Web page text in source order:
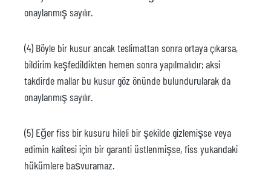
onaylanmış sayılır.
(4) Böyle bir kusur ancak teslimattan sonra ortaya çıkarsa,
bildirim keşfedildikten hemen sonra yapılmalıdır; aksi
takdirde mallar bu kusur göz önünde bulundurularak da
onaylanmış sayılır.
(5) Eğer fiss bir kusuru hileli bir şekilde gizlemişse veya
edimin kalitesi için bir garanti üstlenmişse, fiss yukarıdaki
hükümlere başvuramaz.